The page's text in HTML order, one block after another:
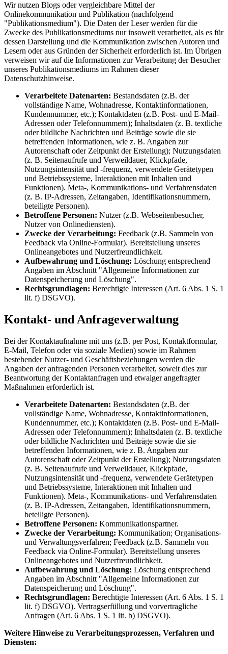
Wir nutzen Blogs oder vergleichbare Mittel der
Onlinekommunikation und Publikation (nachfolgend
"Publikationsmedium"). Die Daten der Leser werden für die
Zwecke des Publikationsmediums nur insoweit verarbeitet, als es für
dessen Darstellung und die Kommunikation zwischen Autoren und
Lesern oder aus Gründen der Sicherheit erforderlich ist. Im Übrigen
verweisen wir auf die Informationen zur Verarbeitung der Besucher
unseres Publikationsmediums im Rahmen dieser
Datenschutzhinweise.
Verarbeitete Datenarten: Bestandsdaten (z.B. der
vollständige Name, Wohnadresse, Kontaktinformationen,
Kundennummer, etc.); Kontaktdaten (z.B. Post- und E-Mail-
Adressen oder Telefonnummern); Inhaltsdaten (z. B. textliche
oder bildliche Nachrichten und Beiträge sowie die sie
betreffenden Informationen, wie z. B. Angaben zur
Autorenschaft oder Zeitpunkt der Erstellung); Nutzungsdaten
(z. B. Seitenaufrufe und Verweildauer, Klickpfade,
Nutzungsintensität und -frequenz, verwendete Gerätetypen
und Betriebssysteme, Interaktionen mit Inhalten und
Funktionen). Meta-, Kommunikations- und Verfahrensdaten
(z. B. IP-Adressen, Zeitangaben, Identifikationsnummern,
beteiligte Personen).
Betroffene Personen: Nutzer (z.B. Webseitenbesucher,
Nutzer von Onlinediensten).
Zwecke der Verarbeitung: Feedback (z.B. Sammeln von
Feedback via Online-Formular). Bereitstellung unseres
Onlineangebotes und Nutzerfreundlichkeit.
Aufbewahrung und Löschung: Löschung entsprechend
Angaben im Abschnitt "Allgemeine Informationen zur
Datenspeicherung und Löschung".
Rechtsgrundlagen: Berechtigte Interessen (Art. 6 Abs. 1 S. 1
lit. f) DSGVO).
Kontakt- und Anfrageverwaltung
Bei der Kontaktaufnahme mit uns (z.B. per Post, Kontaktformular,
E-Mail, Telefon oder via soziale Medien) sowie im Rahmen
bestehender Nutzer- und Geschäftsbeziehungen werden die
Angaben der anfragenden Personen verarbeitet, soweit dies zur
Beantwortung der Kontaktanfragen und etwaiger angefragter
Maßnahmen erforderlich ist.
Verarbeitete Datenarten: Bestandsdaten (z.B. der
vollständige Name, Wohnadresse, Kontaktinformationen,
Kundennummer, etc.); Kontaktdaten (z.B. Post- und E-Mail-
Adressen oder Telefonnummern); Inhaltsdaten (z. B. textliche
oder bildliche Nachrichten und Beiträge sowie die sie
betreffenden Informationen, wie z. B. Angaben zur
Autorenschaft oder Zeitpunkt der Erstellung); Nutzungsdaten
(z. B. Seitenaufrufe und Verweildauer, Klickpfade,
Nutzungsintensität und -frequenz, verwendete Gerätetypen
und Betriebssysteme, Interaktionen mit Inhalten und
Funktionen). Meta-, Kommunikations- und Verfahrensdaten
(z. B. IP-Adressen, Zeitangaben, Identifikationsnummern,
beteiligte Personen).
Betroffene Personen: Kommunikationspartner.
Zwecke der Verarbeitung: Kommunikation; Organisations-
und Verwaltungsverfahren; Feedback (z.B. Sammeln von
Feedback via Online-Formular). Bereitstellung unseres
Onlineangebotes und Nutzerfreundlichkeit.
Aufbewahrung und Löschung: Löschung entsprechend
Angaben im Abschnitt "Allgemeine Informationen zur
Datenspeicherung und Löschung".
Rechtsgrundlagen: Berechtigte Interessen (Art. 6 Abs. 1 S. 1
lit. f) DSGVO). Vertragserfüllung und vorvertragliche
Anfragen (Art. 6 Abs. 1 S. 1 lit. b) DSGVO).
Weitere Hinweise zu Verarbeitungsprozessen, Verfahren und
Diensten: